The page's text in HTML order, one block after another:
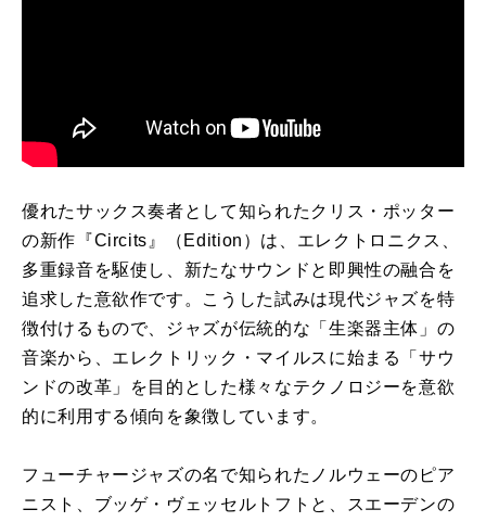
優れたサックス奏者として知られたクリス・ポッター
の新作『Circits』（Edition）は、エレクトロニクス、
多重録音を駆使し、新たなサウンドと即興性の融合を
追求した意欲作です。こうした試みは現代ジャズを特
徴付けるもので、ジャズが伝統的な「生楽器主体」の
音楽から、エレクトリック・マイルスに始まる「サウ
ンドの改革」を目的とした様々なテクノロジーを意欲
的に利用する傾向を象徴しています。
フューチャージャズの名で知られたノルウェーのピア
ニスト、ブッゲ・ヴェッセルトフトと、スエーデンの